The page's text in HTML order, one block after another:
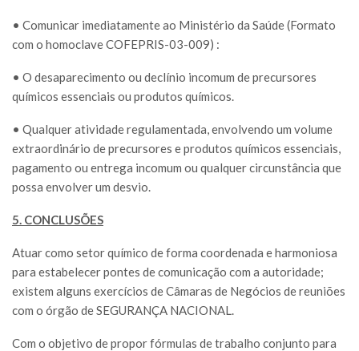
• Comunicar imediatamente ao Ministério da Saúde (Formato
com o homoclave COFEPRIS-03-009) :
• O desaparecimento ou declínio incomum de precursores
químicos essenciais ou produtos químicos.
• Qualquer atividade regulamentada, envolvendo um volume
extraordinário de precursores e produtos químicos essenciais,
pagamento ou entrega incomum ou qualquer circunstância que
possa envolver um desvio.
5. CONCLUSÕES
Atuar como setor químico de forma coordenada e harmoniosa
para estabelecer pontes de comunicação com a autoridade;
existem alguns exercícios de Câmaras de Negócios de reuniões
com o órgão de SEGURANÇA NACIONAL.
Com o objetivo de propor fórmulas de trabalho conjunto para